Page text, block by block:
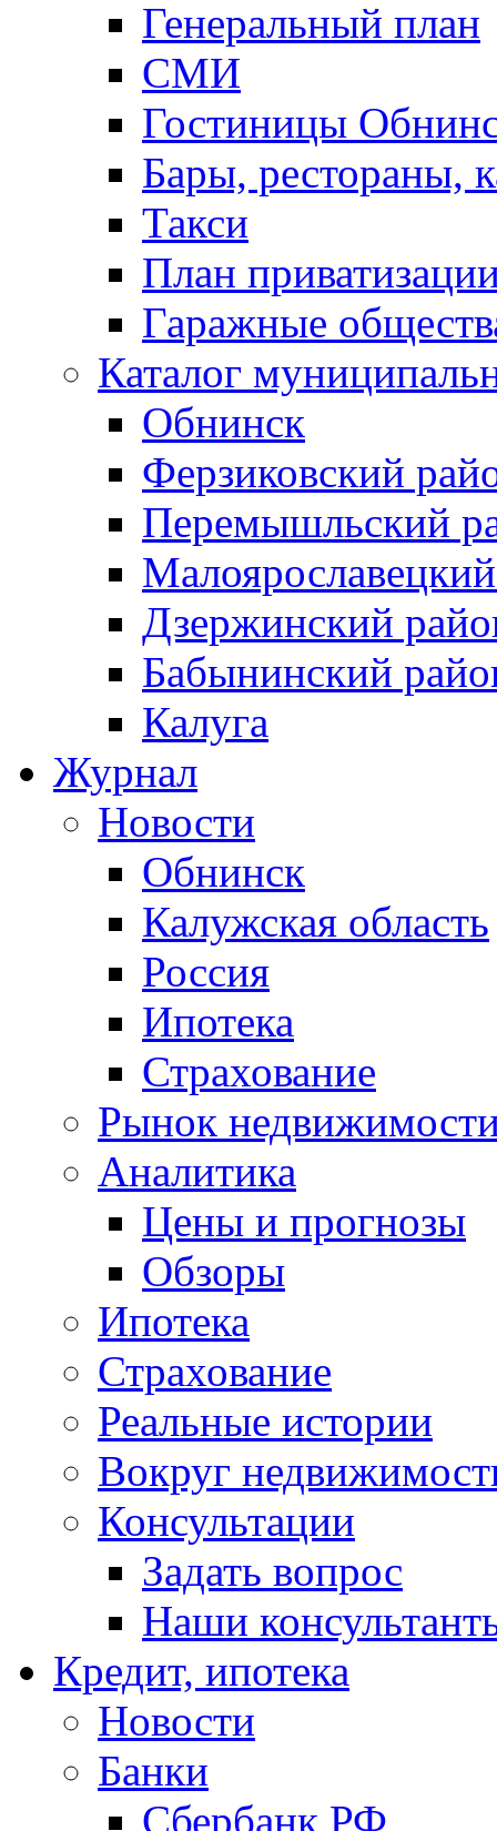
Генеральный план
СМИ
Гостиницы
Бары, рестораны,
Такси
План
Гаражные
Каталог
Обнинск
Ферзиковский
Перемышльский
Дзержинский
Бабынинский
Калуга
Журнал
Новости
Обнинск
Калужская область
Россия
Ипотека
Страхование
Рынок
Аналитика
Цены и прогнозы
Обзоры
Ипотека
Страхование
Реальные истории
Вокруг
Консультации
Задать вопрос
Наши
Кредит, ипотека
Новости
Банки
Сбербанк РФ